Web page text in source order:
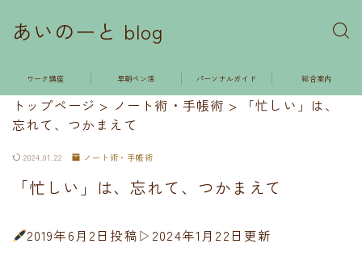
あいのーと blog
ワーク講座 早朝ペン活 パーソナルガイド 総合案内
トップページ > ノート術・手帳術 >
「忙しい」は、
忘れて、つかまえて
2024.01.22 ノート術・手帳術
「忙しい」は、忘れて、つかまえて
2019年6月2日投稿▷2024年1月22日更新